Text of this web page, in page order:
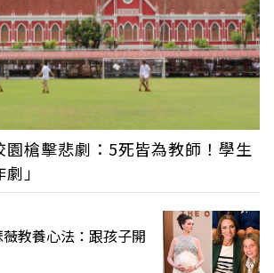
園槍擊悲劇：5死皆為教師！學生
」
薇教養心法：跟孩子開